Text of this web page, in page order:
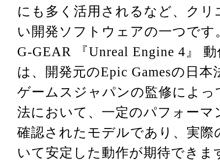
にも多く活用されるなど、ク
い開発ソフトウェアの一つです
G-GEAR 『Unreal Engine 4』
は、開発元のEpic Gamesの日
ゲームスジャパンの監修によ
法において、一定のパフォー
確認されたモデルであり、実
いて安定した動作が期待できま